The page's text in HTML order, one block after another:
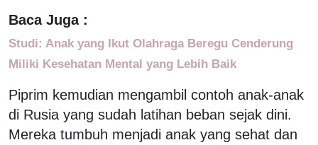
Baca Juga :
Studi: Anak yang Ikut Olahraga Beregu Cenderung
Miliki Kesehatan Mental yang Lebih Baik
Piprim kemudian mengambil contoh anak-anak
di Rusia yang sudah latihan beban sejak dini.
Mereka tumbuh menjadi anak yang sehat dan